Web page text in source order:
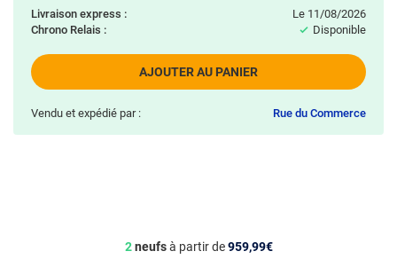
AJOUTER AU PANIER
Livraison express :
le 11/08/2026
Chrono Relais :
Disponible
Vendu et expédié par : Rue du Commerce
2neufsà partir de959,99€